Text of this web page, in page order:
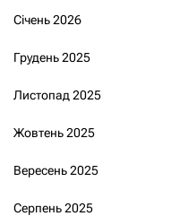
Січень 2026
Грудень 2025
Листопад 2025
Жовтень 2025
Вересень 2025
Серпень 2025